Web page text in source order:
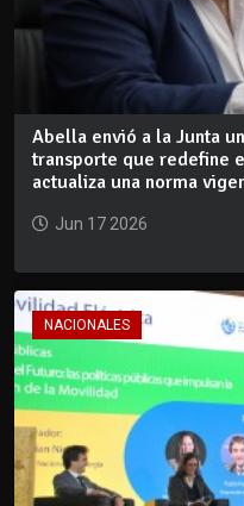
Abella envió a la Junta
transporte que redefine
actualiza una norma
Jun 17 2026
NACIONALES